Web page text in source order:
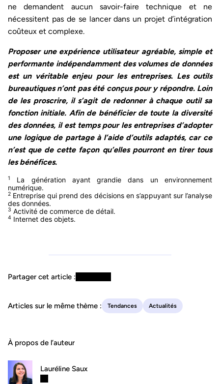
ne demandent aucun savoir-faire technique et ne
nécessitent pas de se lancer dans un projet d’intégration
coûteux et complexe.
Proposer une expérience utilisateur agréable, simple et
performante indépendamment des volumes de données
est un véritable enjeu pour les entreprises. Les outils
bureautiques n’ont pas été conçus pour y répondre. Loin
de les proscrire, il s’agit de redonner à chaque outil sa
fonction initiale. Afin de bénéficier de toute la diversité
des données, il est temps pour les entreprises d’adopter
une logique de partage à l’aide d’outils adaptés, car ce
n’est que de cette façon qu’elles pourront en tirer tous
les bénéfices.
1
La génération ayant grandie dans un environnement
numérique.
2 Entreprise qui prend des décisions en s’appuyant sur l’analyse
des données.
3 Activité de commerce de détail.
4 Internet des objets.
Partager cet article :
Articles sur le même thème : Tendances Actualités
À propos de l’auteur
Lauréline Saux